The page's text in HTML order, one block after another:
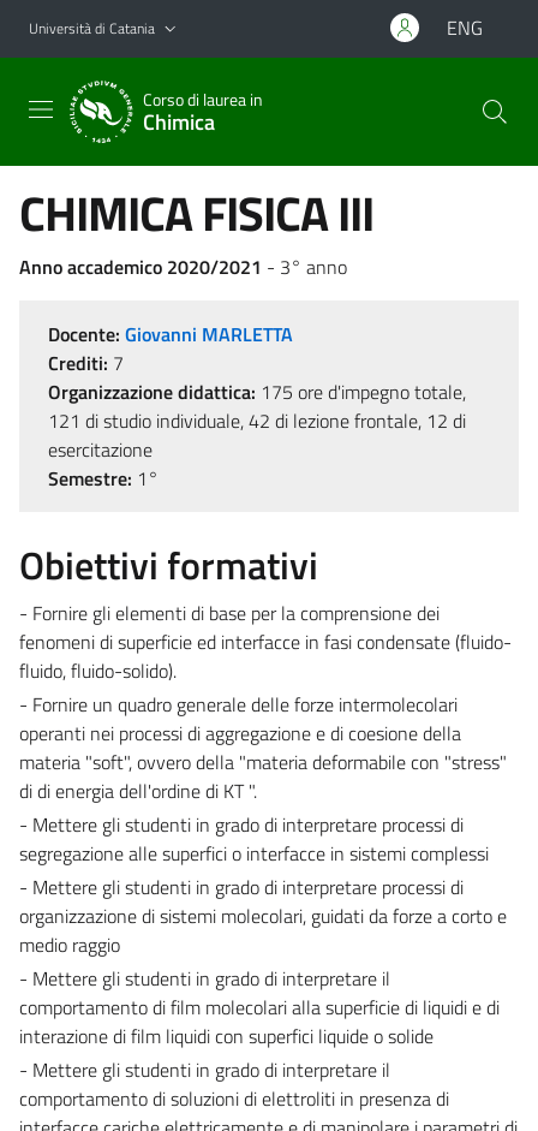
Vai al contenuto principale
Vai al menu di navigazione
Università di Catania ENG
Corso di laurea in
Chimica
CHIMICA FISICA III
Anno accademico 2020/2021 - 3° anno
Docente: Giovanni MARLETTA
Crediti: 7
Organizzazione didattica: 175 ore d'impegno totale,
121 di studio individuale, 42 di lezione frontale, 12 di
esercitazione
Semestre: 1°
Obiettivi formativi
- Fornire gli elementi di base per la comprensione dei
fenomeni di superficie ed interfacce in fasi condensate (fluido-
fluido, fluido-solido).
- Fornire un quadro generale delle forze intermolecolari
operanti nei processi di aggregazione e di coesione della
materia "soft", ovvero della "materia deformabile con "stress"
di di energia dell'ordine di KT ".
- Mettere gli studenti in grado di interpretare processi di
segregazione alle superfici o interfacce in sistemi complessi
- Mettere gli studenti in grado di interpretare processi di
organizzazione di sistemi molecolari, guidati da forze a corto e
medio raggio
- Mettere gli studenti in grado di interpretare il
comportamento di film molecolari alla superficie di liquidi e di
interazione di film liquidi con superfici liquide o solide
- Mettere gli studenti in grado di interpretare il
comportamento di soluzioni di elettroliti in presenza di